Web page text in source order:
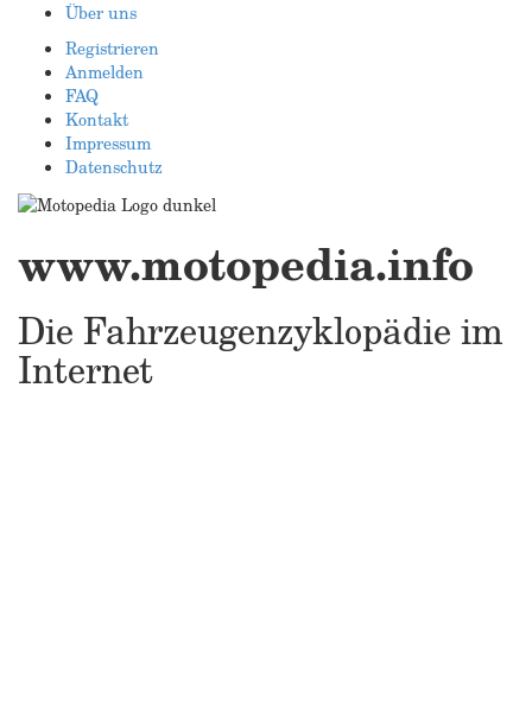
Über uns
Registrieren
Anmelden
FAQ
Kontakt
Impressum
Datenschutz
www.motopedia.info
Die Fahrzeugenzyklopädie im
Internet